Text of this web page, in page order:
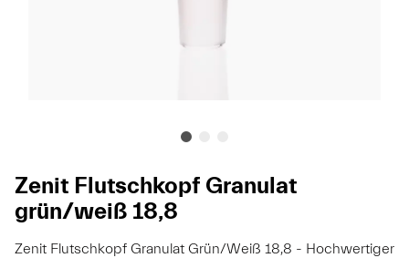
Zenit Flutschkopf Granulat
grün/weiß 18,8
Zenit Flutschkopf Granulat Grün/Weiß 18,8 - Hochwertiger